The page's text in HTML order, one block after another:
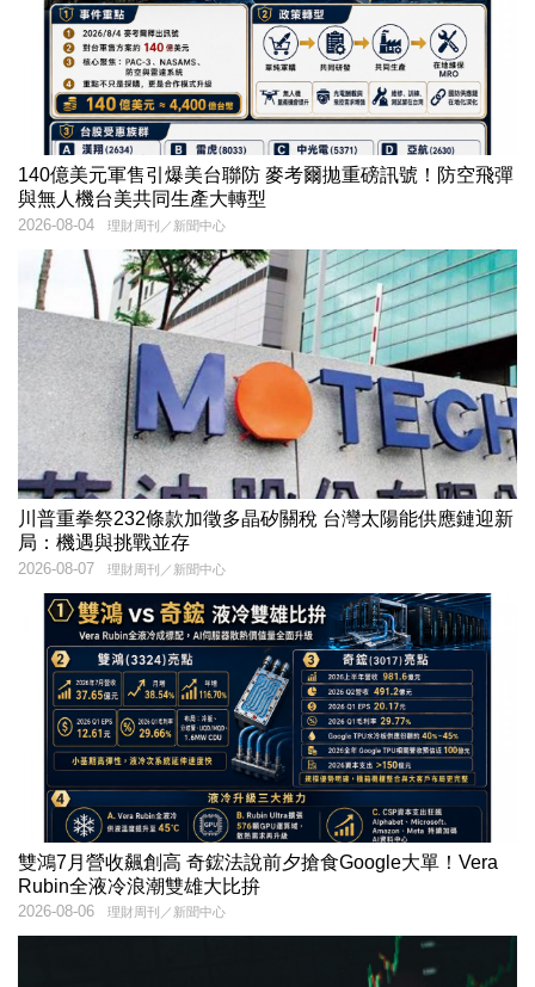
140億美元軍售引爆美台聯防 麥考爾拋重磅訊號！防空飛彈
與無人機台美共同生產大轉型
理財周刊／新聞中心
2026-08-04
川普重拳祭232條款加徵多晶矽關稅 台灣太陽能供應鏈迎新
局：機遇與挑戰並存
理財周刊／新聞中心
2026-08-07
雙鴻7月營收飆創高 奇鋐法說前夕搶食Google大單！Vera
Rubin全液冷浪潮雙雄大比拚
理財周刊／新聞中心
2026-08-06